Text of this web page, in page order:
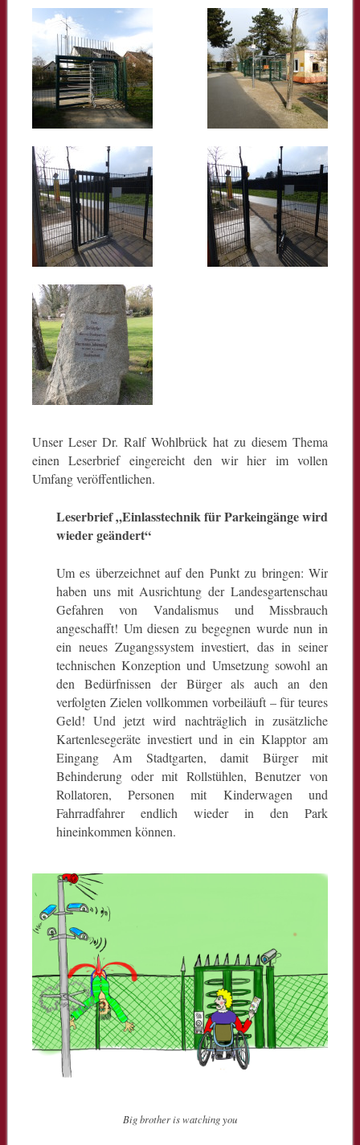
Unser Leser Dr. Ralf Wohlbrück hat zu diesem Thema
einen Leserbrief eingereicht den wir hier im vollen
Umfang veröffentlichen.
Leserbrief „Einlasstechnik für Parkeingänge wird
wieder geändert“
Um es überzeichnet auf den Punkt zu bringen: Wir
haben uns mit Ausrichtung der Landesgartenschau
Gefahren von Vandalismus und Missbrauch
angeschafft! Um diesen zu begegnen wurde nun in
ein neues Zugangssystem investiert, das in seiner
technischen Konzeption und Umsetzung sowohl an
den Bedürfnissen der Bürger als auch an den
verfolgten Zielen vollkommen vorbeiläuft – für teures
Geld! Und jetzt wird nachträglich in zusätzliche
Kartenlesegeräte investiert und in ein Klapptor am
Eingang Am Stadtgarten, damit Bürger mit
Behinderung oder mit Rollstühlen, Benutzer von
Rollatoren, Personen mit Kinderwagen und
Fahrradfahrer endlich wieder in den Park
hineinkommen können.
Big brother is watching you